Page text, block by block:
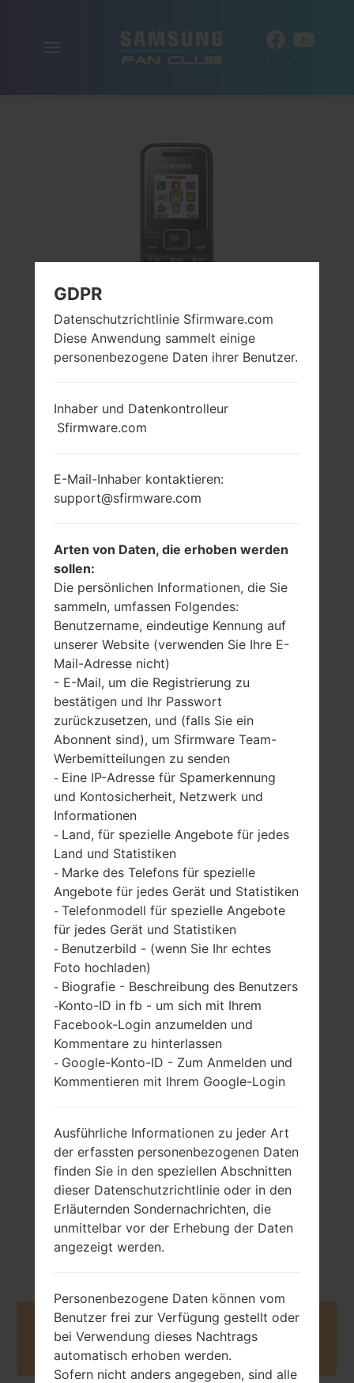
SAMSUNG GT-E1055T
AUS DER SERIE
1.43 Zoll (~13.5%
Bildschirm zu
Körper Verhältnis)
128 x 128 Pixel (~127
Dichte der Pixel pro
Zoll)
-
-
NA
Feb 2012
Buy accessories on Amazon
GDPR
Datenschutzrichtlinie Sfirmware.com
Diese Anwendung sammelt einige
personenbezogene Daten ihrer Benutzer.
Inhaber und Datenkontrolleur
Sfirmware.com
E-Mail-Inhaber kontaktieren:
support@sfirmware.com
Arten von Daten, die erhoben werden
sollen:
Die persönlichen Informationen, die Sie
sammeln, umfassen Folgendes:
Benutzername, eindeutige Kennung auf
unserer Website (verwenden Sie Ihre E-
Mail-Adresse nicht)
- E-Mail, um die Registrierung zu
bestätigen und Ihr Passwort
zurückzusetzen, und (falls Sie ein
Abonnent sind), um Sfirmware Team-
Werbemitteilungen zu senden
- Eine IP-Adresse für Spamerkennung
und Kontosicherheit, Netzwerk und
Informationen
- Land, für spezielle Angebote für jedes
Land und Statistiken
- Marke des Telefons für spezielle
Angebote für jedes Gerät und Statistiken
- Telefonmodell für spezielle Angebote
für jedes Gerät und Statistiken
- Benutzerbild - (wenn Sie Ihr echtes
Foto hochladen)
- Biografie - Beschreibung des Benutzers
-Konto-ID in fb - um sich mit Ihrem
Facebook-Login anzumelden und
Kommentare zu hinterlassen
- Google-Konto-ID - Zum Anmelden und
Kommentieren mit Ihrem Google-Login
Ausführliche Informationen zu jeder Art
der erfassten personenbezogenen Daten
finden Sie in den speziellen Abschnitten
dieser Datenschutzrichtlinie oder in den
Erläuternden Sondernachrichten, die
unmittelbar vor der Erhebung der Daten
angezeigt werden.
Personenbezogene Daten können vom
Benutzer frei zur Verfügung gestellt oder
bei Verwendung dieses Nachtrags
automatisch erhoben werden.
Sofern nicht anders angegeben, sind alle